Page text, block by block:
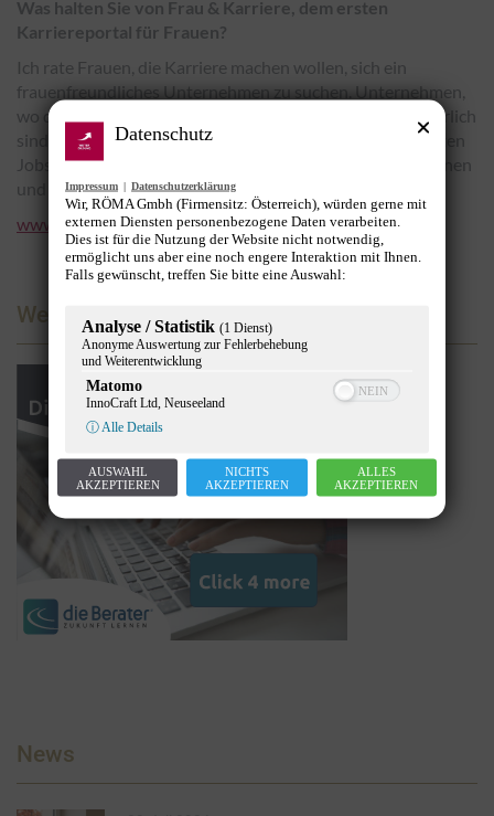
Was halten Sie von Frau & Karriere, dem ersten
Karriereportal für Frauen?
Ich rate Frauen, die Karriere machen wollen, sich ein
frauenfreundliches Unternehmen zu suchen. Unternehmen,
wo die Rahmenbedingungen dynamisch und frauenförderlich
sind. Und genau diese Unternehmen schalten ihre vakanten
Jobs auf LadiesJobs. Jede Frau sollte Frau & Karriere kennen
und sich hier über Unternehmen informieren.
www.dom-consulting.com
Werbung
News
Datenschutz
Impressum | Datenschutzerklärung
Wir, RÖMA Gmbh (Firmensitz: Österreich), würden gerne mit
externen Diensten personenbezogene Daten verarbeiten.
Dies ist für die Nutzung der Website nicht notwendig,
ermöglicht uns aber eine noch engere Interaktion mit Ihnen.
Falls gewünscht, treffen Sie bitte eine Auswahl:
Analyse / Statistik (1 Dienst)
Anonyme Auswertung zur Fehlerbehebung
und Weiterentwicklung
Matomo
InnoCraft Ltd, Neuseeland
ⓘ Alle Details
AUSWAHL
AKZEPTIEREN
NICHTS
AKZEPTIEREN
ALLES
AKZEPTIEREN